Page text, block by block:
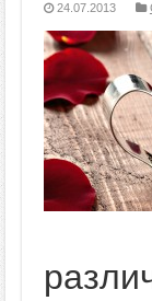
24.07.2013